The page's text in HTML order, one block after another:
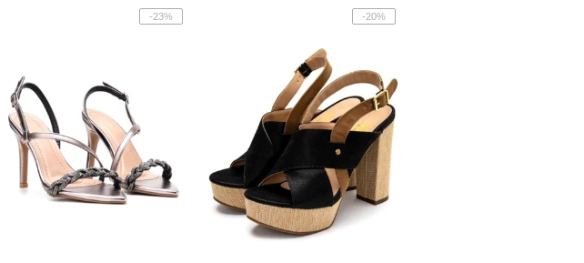
-23% -20%